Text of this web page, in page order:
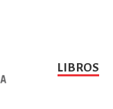
LIBROS
HISTORIA